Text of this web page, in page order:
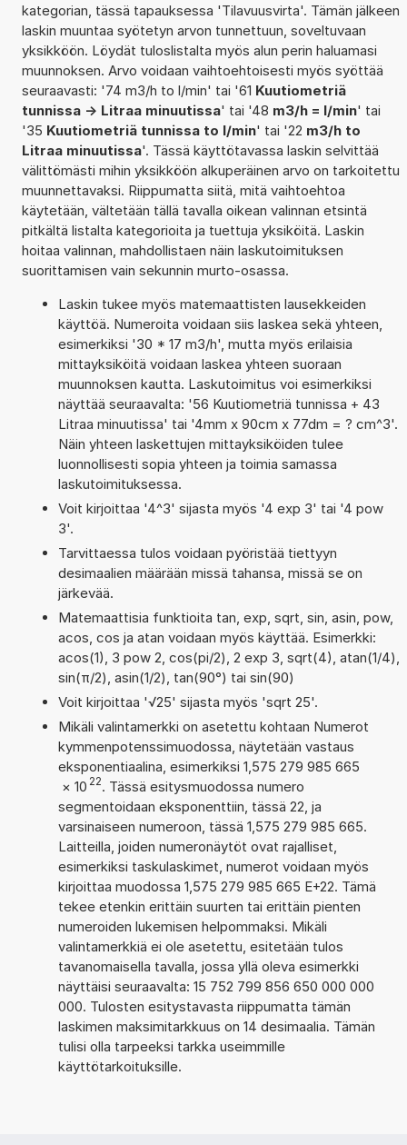
kategorian, tässä tapauksessa 'Tilavuusvirta'. Tämän jälkeen
laskin muuntaa syötetyn arvon tunnettuun, soveltuvaan
yksikköön. Löydät tuloslistalta myös alun perin haluamasi
muunnoksen. Arvo voidaan vaihtoehtoisesti myös syöttää
seuraavasti: '74 m3/h to l/min' tai '61 Kuutiometriä
tunnissa -> Litraa minuutissa' tai '48 m3/h = l/min' tai
'35 Kuutiometriä tunnissa to l/min' tai '22 m3/h to
Litraa minuutissa'. Tässä käyttötavassa laskin selvittää
välittömästi mihin yksikköön alkuperäinen arvo on tarkoitettu
muunnettavaksi. Riippumatta siitä, mitä vaihtoehtoa
käytetään, vältetään tällä tavalla oikean valinnan etsintä
pitkältä listalta kategorioita ja tuettuja yksiköitä. Laskin
hoitaa valinnan, mahdollistaen näin laskutoimituksen
suorittamisen vain sekunnin murto-osassa.
Laskin tukee myös matemaattisten lausekkeiden
käyttöä. Numeroita voidaan siis laskea sekä yhteen,
esimerkiksi '30 * 17 m3/h', mutta myös erilaisia
mittayksiköitä voidaan laskea yhteen suoraan
muunnoksen kautta. Laskutoimitus voi esimerkiksi
näyttää seuraavalta: '56 Kuutiometriä tunnissa + 43
Litraa minuutissa' tai '4mm x 90cm x 77dm = ? cm^3'.
Näin yhteen laskettujen mittayksiköiden tulee
luonnollisesti sopia yhteen ja toimia samassa
laskutoimituksessa.
Voit kirjoittaa '4^3' sijasta myös '4 exp 3' tai '4 pow
3'.
Tarvittaessa tulos voidaan pyöristää tiettyyn
desimaalien määrään missä tahansa, missä se on
järkevää.
Matemaattisia funktioita tan, exp, sqrt, sin, asin, pow,
acos, cos ja atan voidaan myös käyttää. Esimerkki:
acos(1), 3 pow 2, cos(pi/2), 2 exp 3, sqrt(4), atan(1/4),
sin(π/2), asin(1/2), tan(90°) tai sin(90)
Voit kirjoittaa '√25' sijasta myös 'sqrt 25'.
Mikäli valintamerkki on asetettu kohtaan Numerot
kymmenpotenssimuodossa, näytetään vastaus
eksponentiaalina, esimerkiksi 1,575 279 985 665
× 10 22. Tässä esitysmuodossa numero
segmentoidaan eksponenttiin, tässä 22, ja
varsinaiseen numeroon, tässä 1,575 279 985 665.
Laitteilla, joiden numeronäytöt ovat rajalliset,
esimerkiksi taskulaskimet, numerot voidaan myös
kirjoittaa muodossa 1,575 279 985 665 E+22. Tämä
tekee etenkin erittäin suurten tai erittäin pienten
numeroiden lukemisen helpommaksi. Mikäli
valintamerkkiä ei ole asetettu, esitetään tulos
tavanomaisella tavalla, jossa yllä oleva esimerkki
näyttäisi seuraavalta: 15 752 799 856 650 000 000
000. Tulosten esitystavasta riippumatta tämän
laskimen maksimitarkkuus on 14 desimaalia. Tämän
tulisi olla tarpeeksi tarkka useimmille
käyttötarkoituksille.